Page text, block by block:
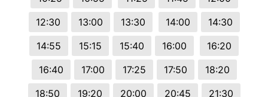
12:30
13:00 13:30 14:00
14:30
14:55
15:15 15:40 16:00
16:20
16:40
17:00 17:25 17:50
18:20
18:50
19:20 20:00 20:45
21:30